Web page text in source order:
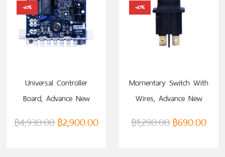
-41%
Universal Controller
Board, Advance New
฿4,930.00 ฿2,900.00
-47%
Momentary Switch With
Wires, Advance New
฿1,290.00 ฿690.00